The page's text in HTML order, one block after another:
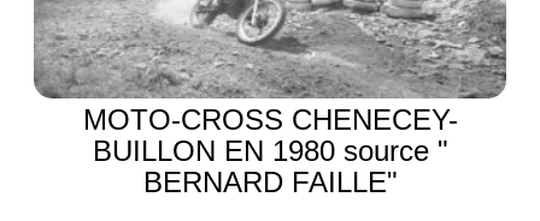
MOTO-CROSS CHENECEY-
BUILLON EN 1980 source "
BERNARD FAILLE"